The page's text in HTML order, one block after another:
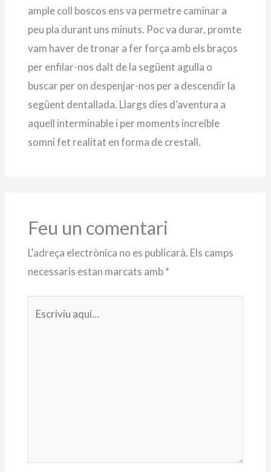
ample coll boscos ens va permetre caminar a
peu pla durant uns minuts. Poc va durar, promte
vam haver de tronar a fer força amb els braços
per enfilar-nos dalt de la següent agulla o
buscar per on despenjar-nos per a descendir la
següent dentallada. Llargs dies d’aventura a
aquell interminable i per moments increíble
somni fet realitat en forma de crestall.
Feu un comentari
L'adreça electrònica no es publicarà. Els camps
necessaris estan marcats amb*